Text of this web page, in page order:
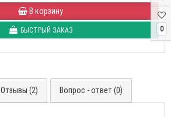
0
В корзину
БЫСТРЫЙ ЗАКАЗ
Отзывы (2) Вопрос - ответ (0)